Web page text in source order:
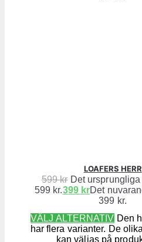
LOAFERS HERR
599kr Det
599 kr.399 krDet
399 kr.
VÄLJ ALTERNATIV Den
har flera varianter. De
kan väljas på